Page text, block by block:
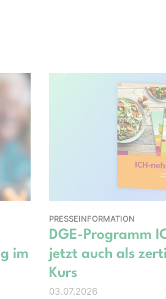
im
PRESSEINFORMATION
DGE-Programm
jetzt auch als
Kurs
03.07.2026